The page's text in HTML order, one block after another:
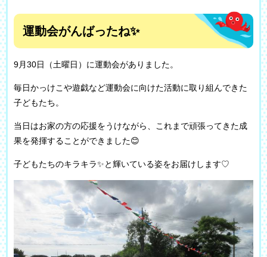
運動会がんばったね✨
9月30日（土曜日）に運動会がありました。
毎日かっけこや遊戯など運動会に向けた活動に取り組んできた
子どもたち。
当日はお家の方の応援をうけながら、これまで頑張ってきた成
果を発揮することができました😊
子どもたちのキラキラ✨と輝いている姿をお届けします♡